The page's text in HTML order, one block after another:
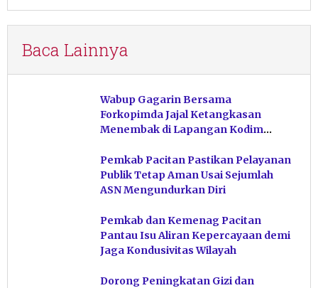
Baca Lainnya
Wabup Gagarin Bersama
Forkopimda Jajal Ketangkasan
Menembak di Lapangan Kodim
Pemkab Pacitan Pastikan Pelayanan
Publik Tetap Aman Usai Sejumlah
ASN Mengundurkan Diri
Pemkab dan Kemenag Pacitan
Pantau Isu Aliran Kepercayaan demi
Jaga Kondusivitas Wilayah
Dorong Peningkatan Gizi dan